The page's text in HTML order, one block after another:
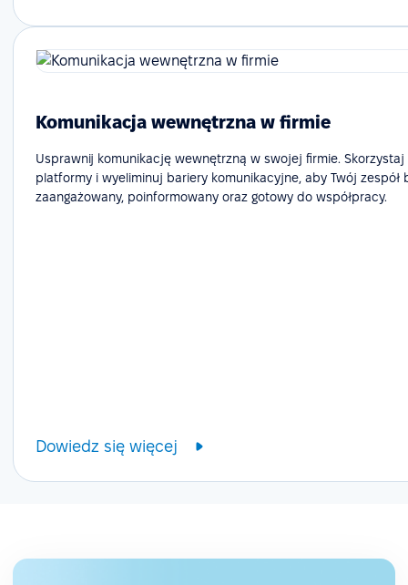
Komunikacja wewnętrzna w firmie
Usprawnij komunikację wewnętrzną w swojej firmie.
platformy i wyeliminuj bariery komunikacyjne, aby Twój zespół
zaangażowany, poinformowany oraz gotowy do współpracy.
Dowiedz się więcej